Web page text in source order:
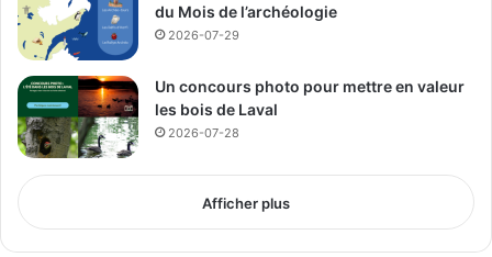
Stéphane Boyer maire de Laval Crédit Photo Clicalpic
À la lumière des rires et sourires qui étaient au rendez-
vous, il est
du Mois de l’archéologie
2026-07-29
Un concours photo pour mettre en valeur
les bois de Laval
2026-07-28
Afficher plus